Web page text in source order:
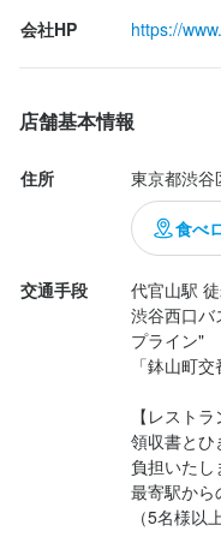
会社HP https://
店舗基本情報
住所 東京都渋谷
食べ
交通手段
代官山駅
渋谷西口バ
プライン"
「鉢山町
【レスト
領収書とひ
負担いたし
最寄駅から
（5名様以